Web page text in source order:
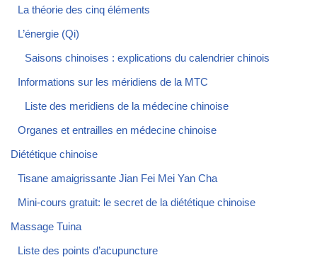
La théorie des cinq éléments
L’énergie (Qi)
Saisons chinoises : explications du calendrier chinois
Informations sur les méridiens de la MTC
Liste des meridiens de la médecine chinoise
Organes et entrailles en médecine chinoise
Diététique chinoise
Tisane amaigrissante Jian Fei Mei Yan Cha
Mini-cours gratuit: le secret de la diététique chinoise
Massage Tuina
Liste des points d’acupuncture